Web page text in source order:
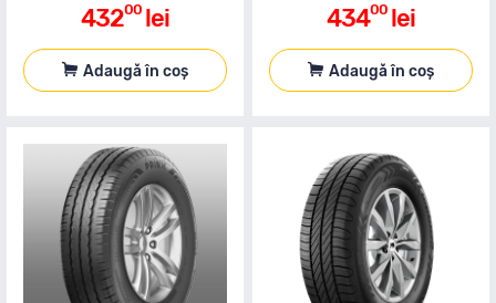
43200 lei
Adaugă în coș
43400 lei
Adaugă în coș